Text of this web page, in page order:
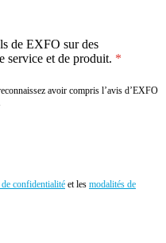
de EXFO sur des
service et de produit.
avoir compris l’avis d’EXFO
de confidentialité et les modalités de